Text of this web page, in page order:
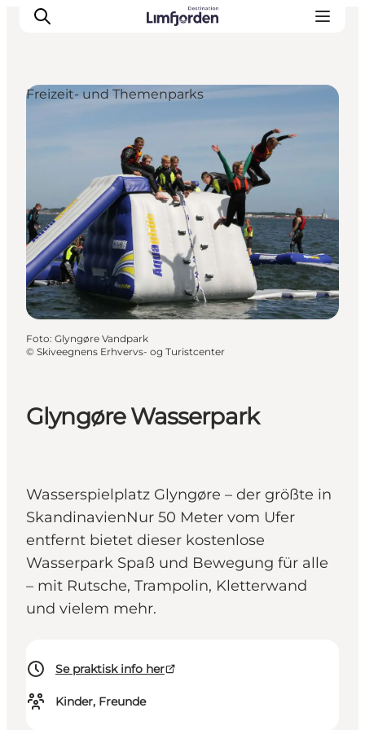
Glyngøre Wasserpark
Wasserspielplatz Glyngøre – der größte in
SkandinavienNur 50 Meter vom Ufer
entfernt bietet dieser kostenlose
Wasserpark Spaß und Bewegung für alle
– mit Rutsche, Trampolin, Kletterwand
und vielem mehr.
Se praktisk info her
Kinder, Freunde
Freizeit- und Themenparks
Foto: Glyngøre Vandpark
© Skiveegnens Erhvervs- og Turistcenter